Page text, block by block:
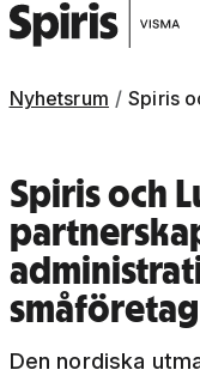
Nyhetsrum Spiris
Spiris och
småföretag
Den nordiska